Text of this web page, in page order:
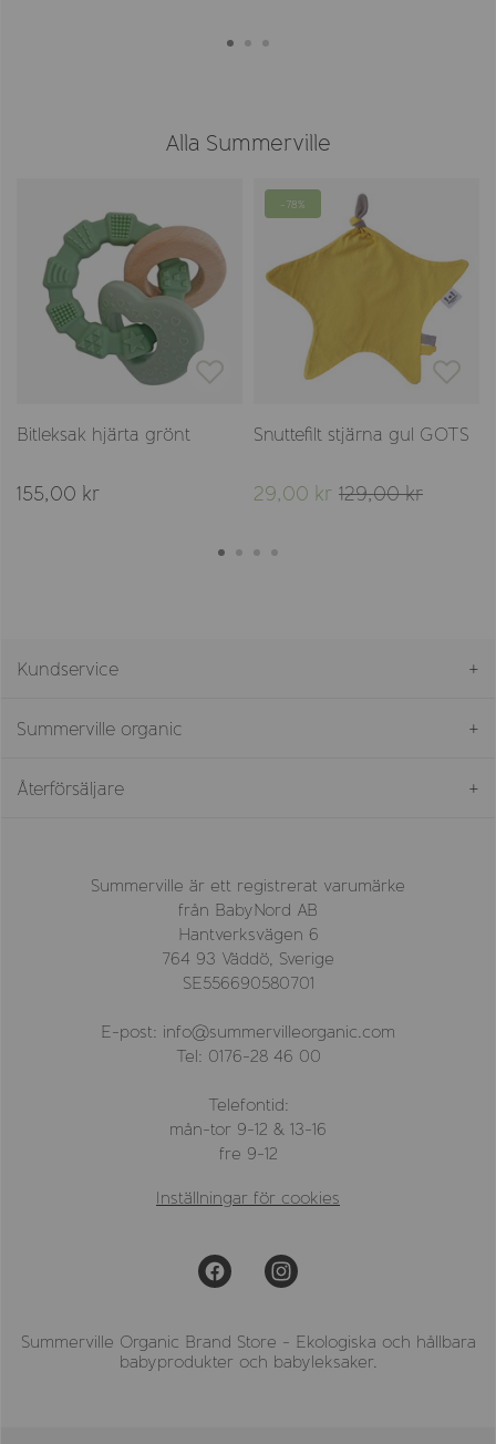
Alla Summerville
Bitleksak hjärta grönt
155,00 kr
-78%
Snuttefilt stjärna gul GOTS
29,00 kr 129,00 kr
Kundservice
Summerville organic
Återförsäljare
Summerville är ett registrerat varumärke
från BabyNord AB
Hantverksvägen 6
764 93 Väddö, Sverige
SE556690580701
E-post: info@summervilleorganic.com
Tel: 0176-28 46 00
Telefontid:
mån-tor 9-12 & 13-16
fre 9-12
Inställningar för cookies
Summerville Organic Brand Store - Ekologiska och hållbara
babyprodukter och babyleksaker.